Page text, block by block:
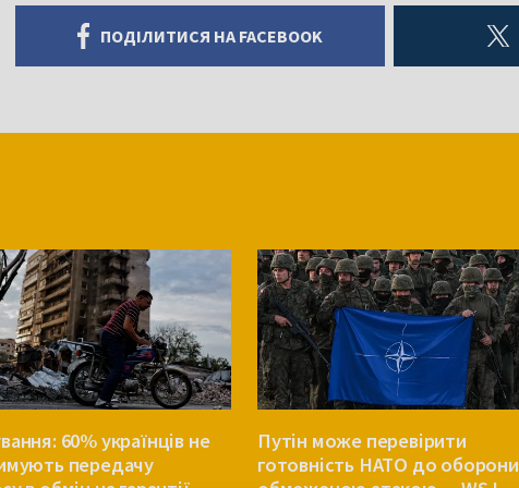
ПОДІЛИТИСЯ НА FACEBOOK
60% українців не
передачу
Путін може перевірити
готовність НАТО до оборони